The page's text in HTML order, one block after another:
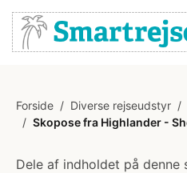
Forside / Diverse rejseudstyr /
/ Skopose fra Highlander -
Dele af indholdet på